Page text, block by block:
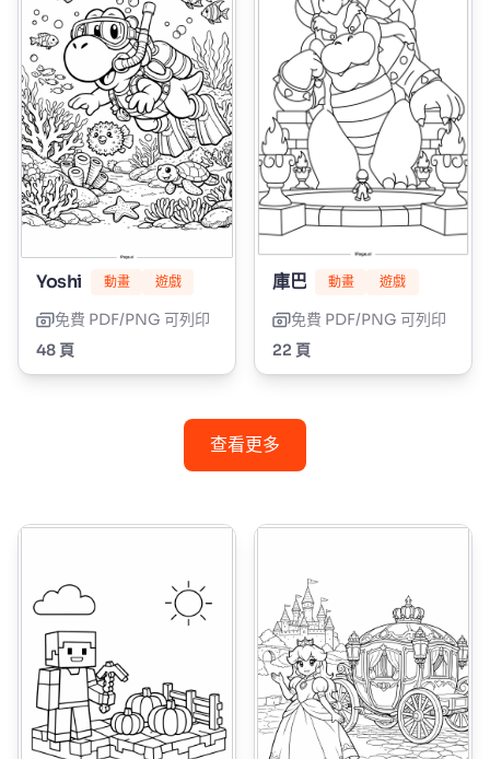
Yoshi 動畫 遊戲
免費 PDF/PNG 可列印
48 頁
庫巴 動畫 遊戲
免費 PDF/PNG 可列印
22 頁
查看更多